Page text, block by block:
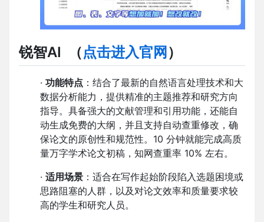
锐智AI （点击进入官网 ）
· 功能特点 ：结合了最新的自然语言处理技术和大
数据分析能力，提供精准的主题推荐和研究方向
指导。具备强大的文献管理和引用功能，还能自
动生成免费的大纲，并且支持自动查重修改，确
保论文的原创性和规范性。10 分钟就能完成高质
量万字学术论文初稿，知网查重率 10% 左右。
· 适用场景 ：适合在写作起始阶段陷入选题困境或
思路阻塞的人群，以及对论文效率和质量要求较
高的学生和研究人员。